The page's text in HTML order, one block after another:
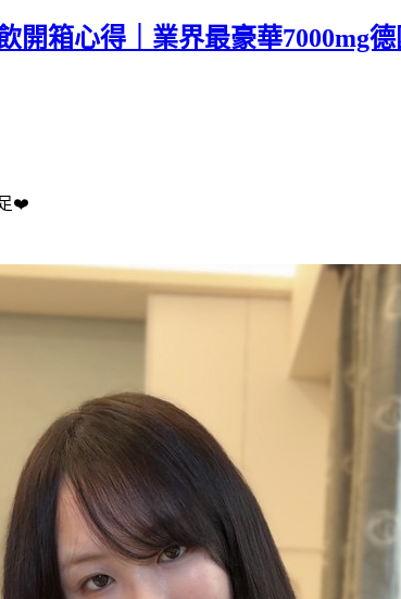
開箱心得｜業界最豪華7000mg
❤️